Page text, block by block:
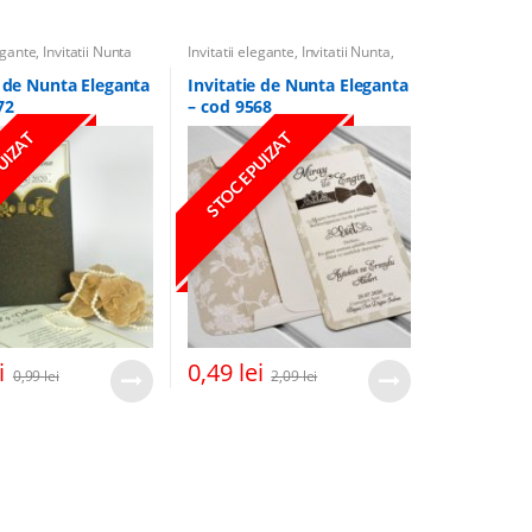
, Invitatii Nunta
Nunta Eleganta
0,99lei
Invitatii elegante, Invitatii Nunta,
Invitatii cu miri
Invitatie de Nunta Eleganta
– cod 9568
STOC EPUIZAT
0,49 lei 2,09lei